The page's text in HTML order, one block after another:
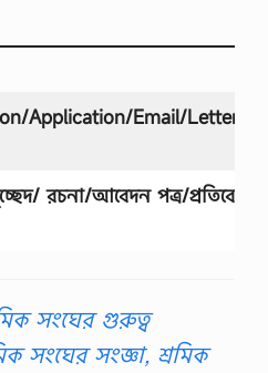
হি
(
১
ধ্যা
Application/Email/Letter/
রচনা/আবেদন পত্র/প্রতিবেদন/
সংঘের গুরুত্ব
সংঘের সংজ্ঞা, শ্রমিক